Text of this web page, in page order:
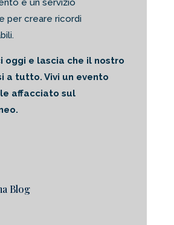
e un servizio
per creare ricordi
oggi e lascia che il nostro
a tutto. Vivi un evento
affacciato sul
Blog